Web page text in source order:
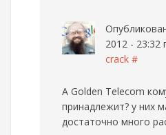
2012 - 23:32
crack #
А Golden Telecom
принадлежит? у них
достаточно много